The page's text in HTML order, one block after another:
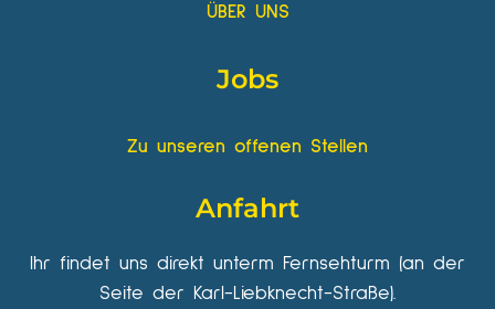
ÜBER UNS
Jobs
Zu unseren offenen Stellen
Anfahrt
Ihr findet uns direkt unterm Fernsehturm (an der
Seite der Karl-Liebknecht-Straße).